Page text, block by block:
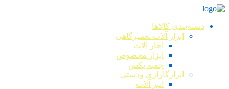
دسته‌بندی کالاها
ابزار آلات تعمیرگاهی
آچار آلات
ابزار مخصوص
جعبه بکس
ابزارگاراژی ودستی
انبر آلات